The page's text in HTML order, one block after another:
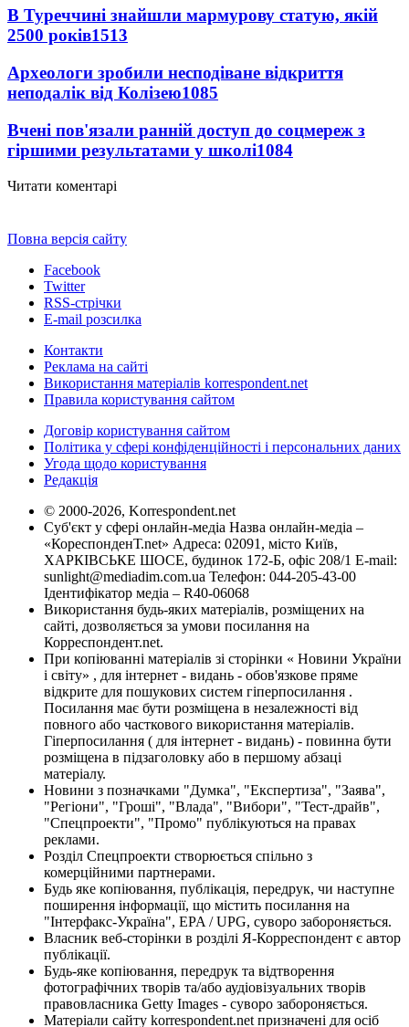
В Туреччині знайшли мармурову статую, якій
2500 років1513
Археологи зробили несподіване відкриття
неподалік від Колізею1085
Вчені пов'язали ранній доступ до соцмереж з
гіршими результатами у школі1084
Читати коментарі
Повна версія сайту
Facebook
Twitter
RSS-стрічки
E-mail розсилка
Контакти
Реклама на сайті
Використання матеріалів korrespondent.net
Правила користування сайтом
Договір користування сайтом
Політика у сфері конфіденційності і персональних даних
Угода щодо користування
Редакція
© 2000-2026, Korrespondent.net
Суб'єкт у сфері онлайн-медіа Назва онлайн-медіа –
«КореспонденТ.net» Адреса: 02091, місто Київ,
ХАРКІВСЬКЕ ШОСЕ, будинок 172-Б, офіс 208/1 E-mail:
sunlight@mediadim.com.ua Телефон: 044-205-43-00
Ідентифікатор медіа – R40-06068
Використання будь-яких матеріалів, розміщених на
сайті, дозволяється за умови посилання на
Корреспондент.net.
При копіюванні матеріалів зі сторінки « Новини України
і світу» , для інтернет - видань - обов'язкове пряме
відкрите для пошукових систем гіперпосилання .
Посилання має бути розміщена в незалежності від
повного або часткового використання матеріалів.
Гіперпосилання ( для інтернет - видань) - повинна бути
розміщена в підзаголовку або в першому абзаці
матеріалу.
Новини з позначками "Думка", "Експертиза", "Заява",
"Регіони", "Гроші", "Влада", "Вибори", "Тест-драйв",
"Спецпроекти", "Промо" публікуються на правах
реклами.
Розділ Спецпроекти створюється спільно з
комерційними партнерами.
Будь яке копіювання, публікація, передрук, чи наступне
поширення інформації, що містить посилання на
"Інтерфакс-Україна", EPA / UPG, суворо забороняється.
Власник веб-сторінки в розділі Я-Корреспондент є автор
публікації.
Будь-яке копіювання, передрук та відтворення
фотографічних творів та/або аудіовізуальних творів
правовласника Getty Images - суворо забороняється.
Матеріали сайту korrespondent.net призначені для осіб